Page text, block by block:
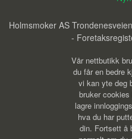
Holmsmoker AS
-
Vår nettbutikk
du får en bedre
vi kan yte deg
bruker
lagre
hva du har
din. Fortsett å